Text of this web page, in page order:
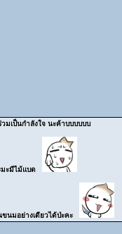
วมเป็นกำลังใจ นะค้าบบบบบบ
มะมีไม้แบด
ขนมอย่างเดียวได้ป่ะคะ